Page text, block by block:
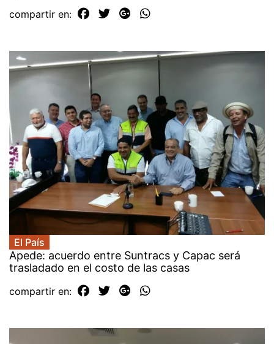
compartir en:
El País
Apede: acuerdo entre Suntracs y Capac será
trasladado en el costo de las casas
compartir en: